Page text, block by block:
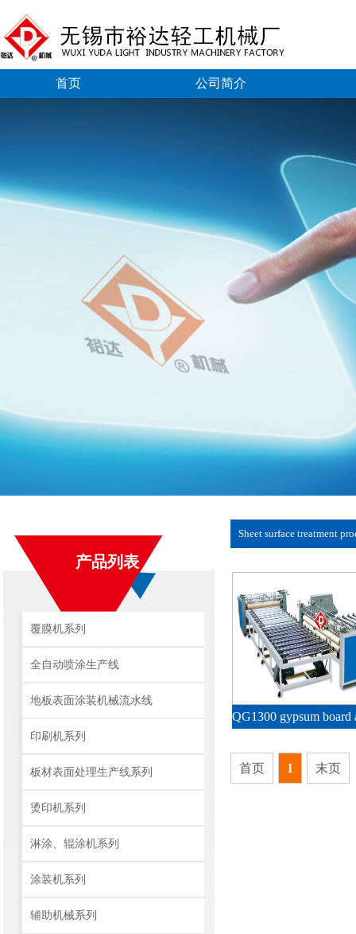
首页 公司简介
产品列表
覆膜机系列
全自动喷涂生产线
地板表面涂装机械流水线
印刷机系列
板材表面处理生产线系列
烫印机系列
淋涂、辊涂机系列
涂装机系列
辅助机械系列
Sheet surface treatment
首页 1 末页